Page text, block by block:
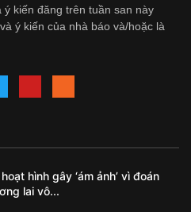
kiến đăng trên tuần san này
ý kiến của nhà báo và/hoặc là
hình gây ‘ám ảnh’ vì đoán
lai vô...